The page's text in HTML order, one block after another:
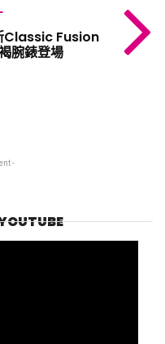
Classic Fusion
腕錶登場
-